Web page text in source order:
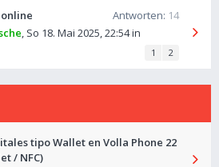
Antworten: 14
, So 18. Mai 2025, 22:54in
1 2
tipo Wallet en Volla Phone 22
/ NFC)